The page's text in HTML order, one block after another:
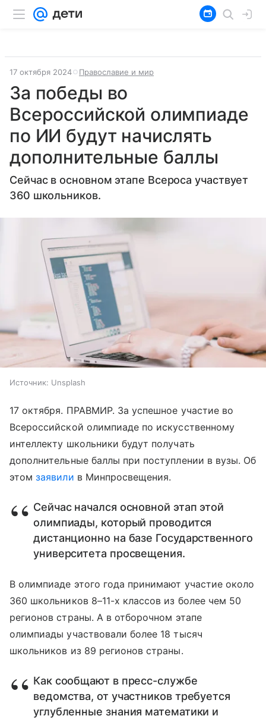
17 октября 2024 Православие и мир
За победы во
Всероссийской олимпиаде
по ИИ будут начислять
дополнительные баллы
Сейчас в основном этапе Всероса участвует
360 школьников.
Источник: Unsplash
17 октября. ПРАВМИР. За успешное участие во
Всероссийской олимпиаде по искусственному
интеллекту школьники будут получать
дополнительные баллы при поступлении в вузы. Об
этомзаявили в Минпросвещения.
Сейчас начался основной этап этой
олимпиады, который проводится
дистанционно на базе Государственного
университета просвещения.
В олимпиаде этого года принимают участие около
360 школьников 8–11-х классов из более чем 50
регионов страны. А в отборочном этапе
олимпиады участвовали более 18 тысяч
школьников из 89 регионов страны.
Как сообщают в пресс-службе
ведомства, от участников требуется
углубленные знания математики и